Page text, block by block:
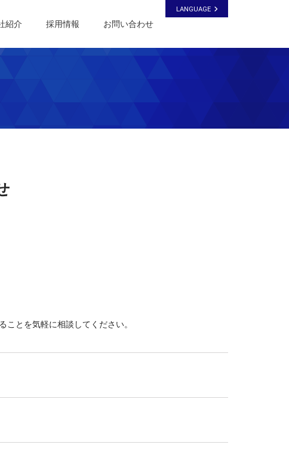
紹介 採用情報 お問い合わせ
LANGUAGE
とを気軽に相談してください。